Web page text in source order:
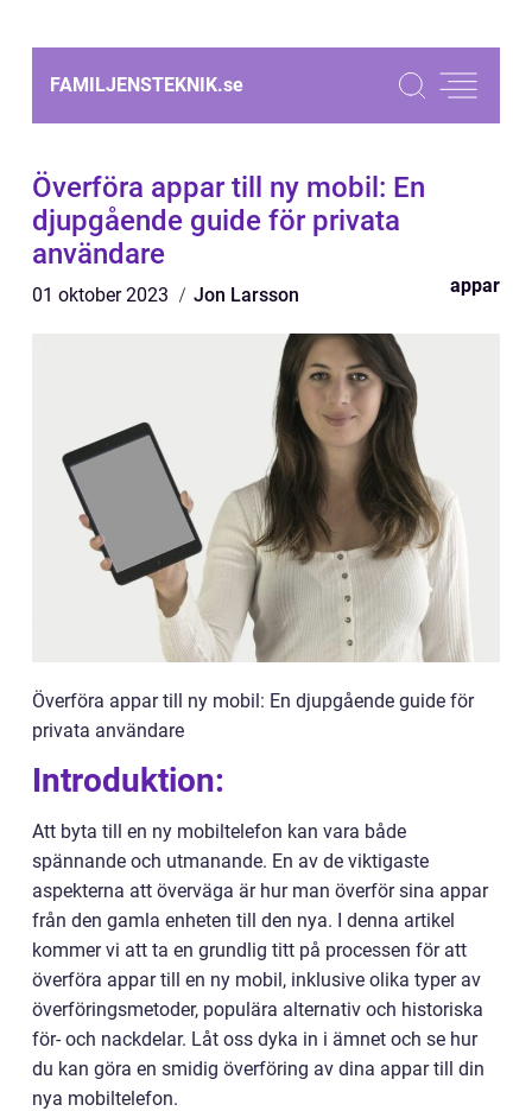
FAMILJENSTEKNIK.se
Överföra appar till ny mobil: En
djupgående guide för privata
användare
01 oktober 2023 Jon Larsson appar
Överföra appar till ny mobil: En djupgående guide för
privata användare
Introduktion:
Att byta till en ny mobiltelefon kan vara både
spännande och utmanande. En av de viktigaste
aspekterna att överväga är hur man överför sina appar
från den gamla enheten till den nya. I denna artikel
kommer vi att ta en grundlig titt på processen för att
överföra appar till en ny mobil, inklusive olika typer av
överföringsmetoder, populära alternativ och historiska
för- och nackdelar. Låt oss dyka in i ämnet och se hur
du kan göra en smidig överföring av dina appar till din
nya mobiltelefon.